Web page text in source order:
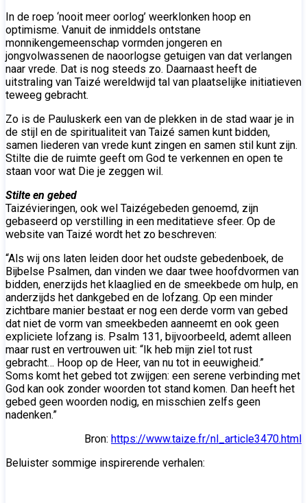
In de roep ‘nooit meer oorlog’ weerklonken hoop en
optimisme. Vanuit de inmiddels ontstane
monnikengemeenschap vormden jongeren en
jongvolwassenen de naoorlogse getuigen van dat verlangen
naar vrede. Dat is nog steeds zo. Daarnaast heeft de
uitstraling van Taizé wereldwijd tal van plaatselijke initiatieven
teweeg gebracht.
Zo is de Pauluskerk een van de plekken in de stad waar je in
de stijl en de spiritualiteit van Taizé samen kunt bidden,
samen liederen van vrede kunt zingen en samen stil kunt zijn.
Stilte die de ruimte geeft om God te verkennen en open te
staan voor wat Die je zeggen wil.
Stilte en gebed
Taizévieringen, ook wel Taizégebeden genoemd, zijn
gebaseerd op verstilling in een meditatieve sfeer. Op de
website van Taizé wordt het zo beschreven:
“Als wij ons laten leiden door het oudste gebedenboek, de
Bijbelse Psalmen, dan vinden we daar twee hoofdvormen van
bidden, enerzijds het klaaglied en de smeekbede om hulp, en
anderzijds het dankgebed en de lofzang. Op een minder
zichtbare manier bestaat er nog een derde vorm van gebed
dat niet de vorm van smeekbeden aanneemt en ook geen
expliciete lofzang is. Psalm 131, bijvoorbeeld, ademt alleen
maar rust en vertrouwen uit: “Ik heb mijn ziel tot rust
gebracht… Hoop op de Heer, van nu tot in eeuwigheid.”
Soms komt het gebed tot zwijgen: een serene verbinding met
God kan ook zonder woorden tot stand komen. Dan heeft het
gebed geen woorden nodig, en misschien zelfs geen
nadenken.”
Bron: https://www.taize.fr/nl_article3470.html
Beluister sommige inspirerende verhalen: